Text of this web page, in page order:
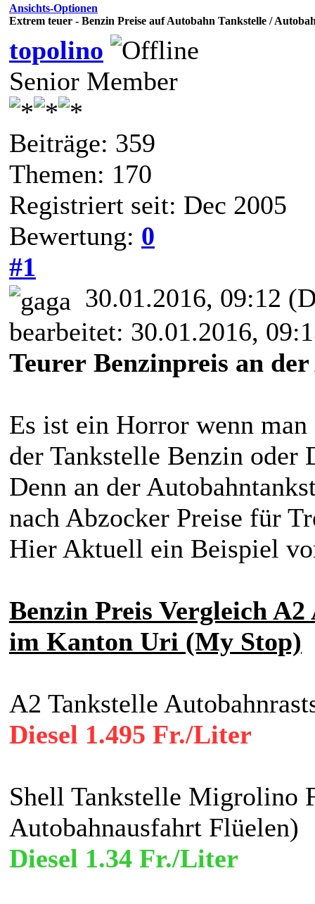
Ansichts-Optionen
Extrem teuer - Benzin Preise auf Autobahn Tankstelle /
topolino
Senior Member
Beiträge: 359
Themen: 170
Registriert seit: Dec 2005
Bewertung: 0
#1
30.01.2016, 09:12
bearbeitet: 30.01.2016,
Teurer Benzinpreis an
Es ist ein Horror wenn
der Tankstelle Benzin oder
Denn an der
nach Abzocker Preise für
Hier Aktuell ein Beispiel
Benzin Preis Vergleich
im Kanton Uri (My Stop)
A2 Tankstelle
Diesel 1.495 Fr./Liter
Shell Tankstelle Migrolino
Autobahnausfahrt Flüelen)
Diesel 1.34 Fr./Liter